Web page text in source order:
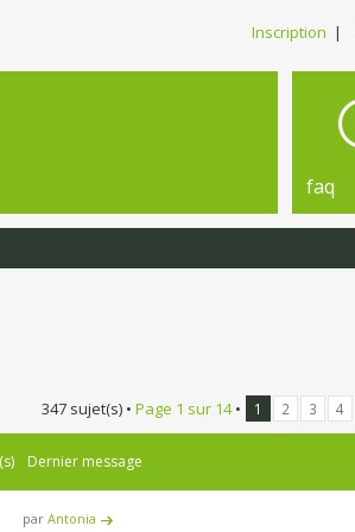
Inscription |
faq
347 sujet(s) • Page 1 sur 14• 1 2 3 4
Dernier message
parAntonia